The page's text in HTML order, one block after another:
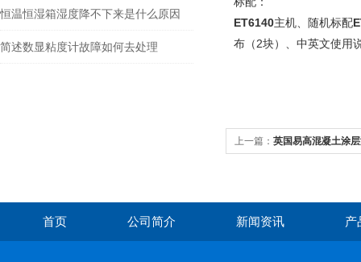
恒温恒湿箱湿度降不下来是什么原因
简述数显粘度计故障如何去处理
ET6140主机、随机标配
布（2块）、中英文使用
上一篇： 英国易高混凝土涂
首页 公司简介 新闻资讯 产